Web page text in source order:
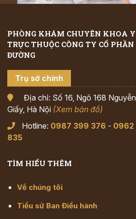
PHÒNG KHÁM CHUYÊN KHOA Y
TRỰC THUỘC CÔNG TY CỔ
ĐƯỜNG
Trụ sở chính
Địa chỉ: Số 16, Ngõ 168
Giấy, Hà Nội (Xem bản đồ)
Hotline: 0987 399 376 - 0962
835
TÌM HIỂU THÊM
Về chúng tôi
Tiểu sử Ban Điều hành